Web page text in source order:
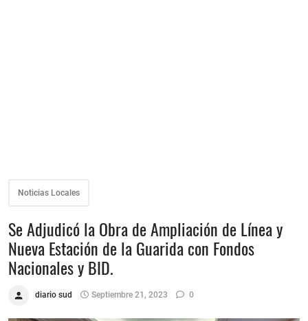
Noticias Locales
Se Adjudicó la Obra de Ampliación de Línea y
Nueva Estación de la Guarida con Fondos
Nacionales y BID.
diario sud Septiembre 21, 2023 0